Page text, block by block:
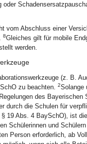
oder
vom Abschluss einer
8Gleiches gilt für mobile
werden.
(z. B.
zu beachten. 2Solange
des
durch die Schulen für
19 Abs. 4 BaySchO), ist
Schülerinnen und
Person erforderlich, ab